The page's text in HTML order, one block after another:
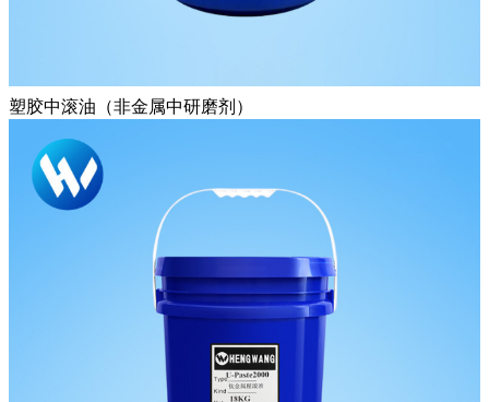
塑胶中滚油（非金属中研磨剂）